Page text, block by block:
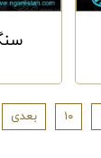
۱۰ بعدی